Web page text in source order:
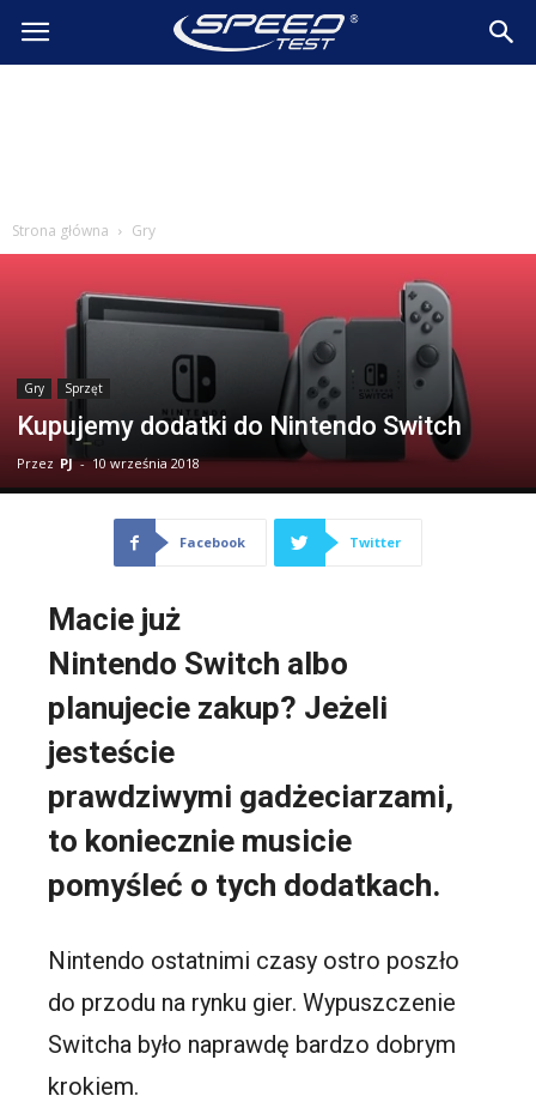
SpeedTest.pl
Strona główna Gry
Gry Sprzęt
Kupujemy dodatki do Nintendo Switch
Przez PJ - 10 września 2018
Facebook Twitter
Macie już
Nintendo Switch albo
planujecie zakup? Jeżeli
jesteście
prawdziwymi gadżeciarzami,
to koniecznie musicie
pomyśleć o tych dodatkach.
Nintendo ostatnimi czasy ostro poszło
do przodu na rynku gier. Wypuszczenie
Switcha było naprawdę bardzo dobrym
krokiem.